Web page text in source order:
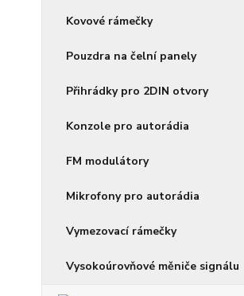
Kovové rámečky
Pouzdra na čelní panely
Přihrádky pro 2DIN otvory
Konzole pro autorádia
FM modulátory
Mikrofony pro autorádia
Vymezovací rámečky
Vysokoúrovňové měniče signálu